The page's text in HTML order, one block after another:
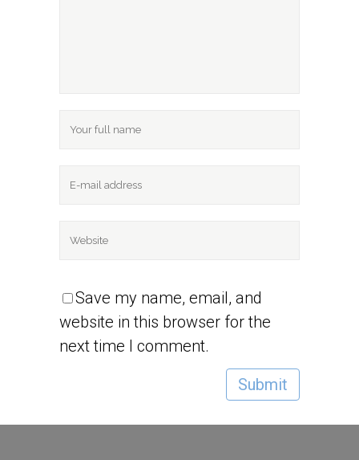
Save my name, email, and
website in this browser for the
next time I comment.